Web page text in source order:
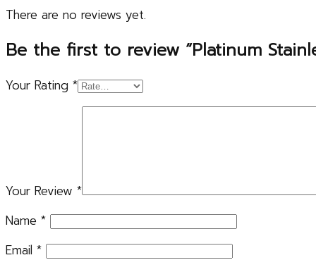
There are no reviews yet.
Be the first to review “Platinum
Your Rating *
Your Review *
Name *
Email *